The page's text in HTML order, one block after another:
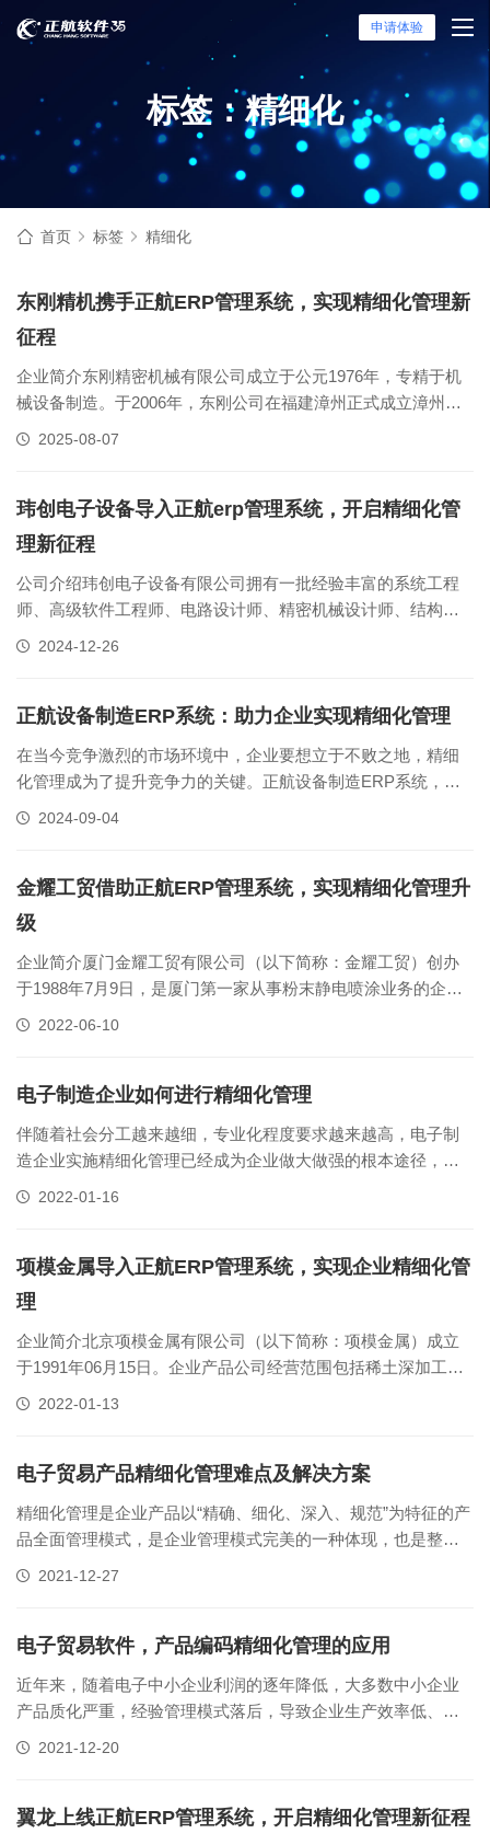
申请体验
标签：精细化
首页 标签 精细化
东刚精机携手正航ERP管理系统，实现精细化管理新
征程
企业简介东刚精密机械有限公司成立于公元1976年，专精于机
械设备制造。于2006年，东刚公司在福建漳州正式成立漳州东
刚精密机械有限公司，地点位于漳州市南靖县丰田经济开发
品东刚精机产品线涵盖立式......
2025-08-07
玮创电子设备导入正航erp管理系统，开启精细化管
理新征程
公司介绍玮创电子设备有限公司拥有一批经验丰富的系统工程
师、高级软件工程师、电路设计师、精密机械设计师、结构工
程师和机电一体化工程技术人员，以精勘的技术和雄厚的人才
设备的研发、生产、销售及服务。......
2024-12-26
正航设备制造ERP系统：助力企业实现精细化管理
在当今竞争激烈的市场环境中，企业要想立于不败之地，精细
化管理成为了提升竞争力的关键。正航设备制造ERP系统，一
款能够帮助企业实现精细化管理的得力助手，它通过集成化的
细化管理，顾名思义，就是对企......
2024-09-04
金耀工贸借助正航ERP管理系统，实现精细化管理升
级
企业简介厦门金耀工贸有限公司（以下简称：金耀工贸）创办
于1988年7月9日，是厦门第一家从事粉末静电喷涂业务的企
业。公司拥有半自动喷涂流水线1条，12条专业的喷涂生产线，
主营金属表面处理及钣金加......
2022-06-10
电子制造企业如何进行精细化管理
伴随着社会分工越来越细，专业化程度要求越来越高，电子制
造企业实施精细化管理已经成为企业做大做强的根本途径，同
时也是企业彻底实现“精益企业”的必由之路。那么对于电子制造
式、全流程条码化、订单......
2022-01-16
项模金属导入正航ERP管理系统，实现企业精细化管
理
企业简介北京项模金属有限公司（以下简称：项模金属）成立
于1991年06月15日。企业产品公司经营范围包括稀土深加工和
稀土应用产品（含钕铁硼、永磁材料、熔炼材料和其它硬质材
信息化转型升级。项模金......
2022-01-13
电子贸易产品精细化管理难点及解决方案
精细化管理是企业产品以“精确、细化、深入、规范”为特征的产
品全面管理模式，是企业管理模式完美的一种体现，也是整个
企业运作的核心工程。在产品精细化管理时代，对于电子贸易
特征，精细化管理的需求比其......
2021-12-27
电子贸易软件，产品编码精细化管理的应用
近年来，随着电子中小企业利润的逐年降低，大多数中小企业
产品质化严重，经验管理模式落后，导致企业生产效率低、经
营成本高，产能过剩等问题，企业要生存要发展，往信息化方
以电子贸易行业产品管理为例，来......
2021-12-20
翼龙上线正航ERP管理系统，开启精细化管理新征程